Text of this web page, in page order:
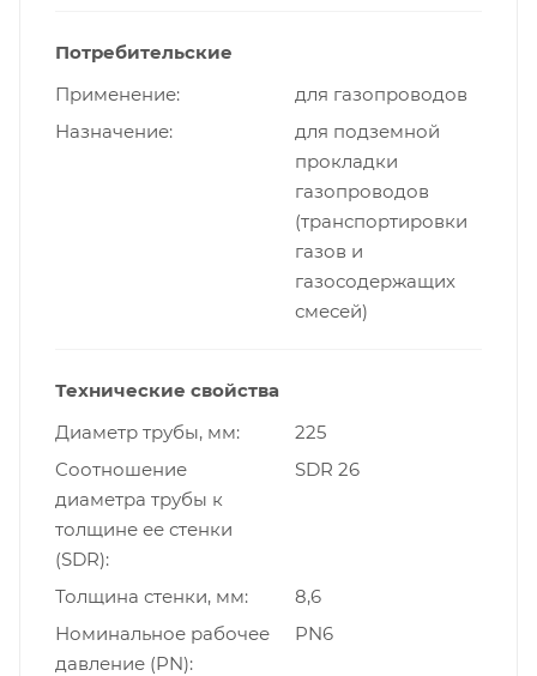
Потребительские
Применение
для газопроводов
Назначение
для подземной
прокладки
газопроводов
(транспортировки
газов и
газосодержащих
смесей)
Технические свойства
Диаметр трубы, мм
225
Cоотношение
диаметра трубы к
толщине ее стенки
(SDR)
SDR 26
Толщина стенки, мм
8,6
Номинальное рабочее
давление (PN)
PN6